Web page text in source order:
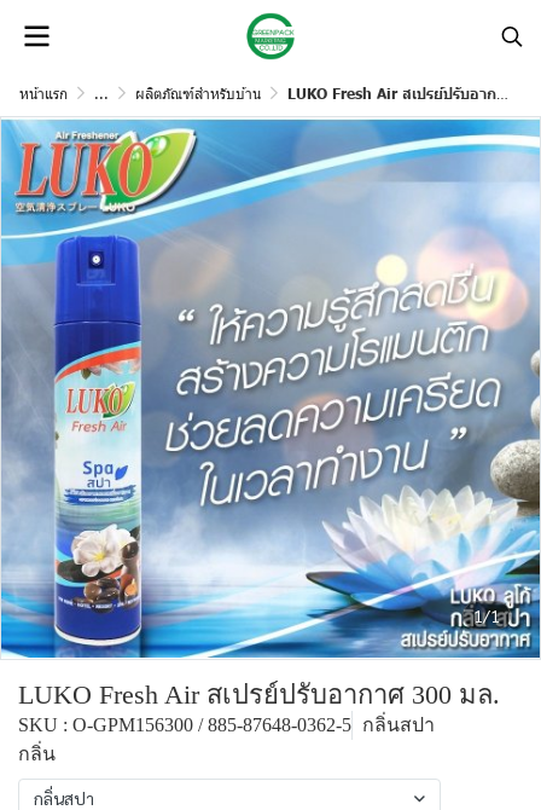
หน้าแรก ... ผลิตภัณฑ์สำหรับบ้าน LUKO Fresh Air สเปรย์ปรับอากาศ 300 มล.
1/1
LUKO Fresh Air สเปรย์ปรับอากาศ 300 มล.
SKU : O-GPM156300 / 885-87648-0362-5 กลิ่นสปา
กลิ่น
กลิ่นสปา